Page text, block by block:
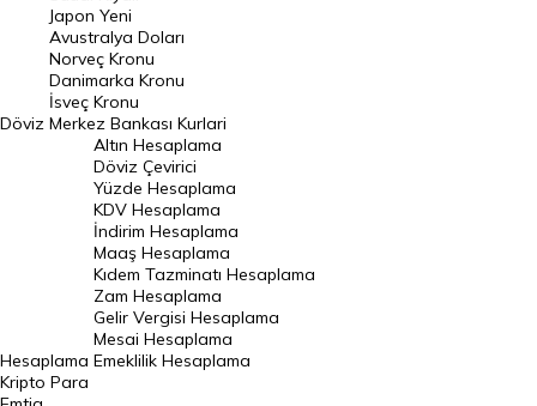
Avustralya Doları
Danimarka Kronu Kuru
Kanada Doları Kuru
Norveç Kronu Kuru
İsveç Kronu Kuru
Japon Yeni Kuru
Serbest Piyasa Döviz Kurları
Merkez Bankası Döviz Kurları
Altın Fiyatları
Döviz
Japon Yeni
Avustralya Doları
Norveç Kronu
Danimarka Kronu
İsveç Kronu
Merkez Bankası Kurlari
Hesaplama
Altın Hesaplama
Döviz Çevirici
Yüzde Hesaplama
KDV Hesaplama
İndirim Hesaplama
Maaş Hesaplama
Kıdem Tazminatı Hesaplama
Zam Hesaplama
Gelir Vergisi Hesaplama
Mesai Hesaplama
Emeklilik Hesaplama
Kripto Para